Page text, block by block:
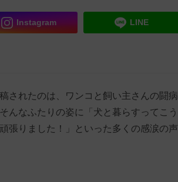
Instagram LINE
されたのは、ワンコと飼い主さんの闘病
んなふたりの姿に「犬と暮らすってこう
張りました！」といった多くの感涙の声